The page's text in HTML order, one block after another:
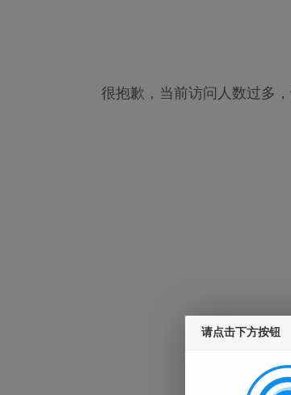
很抱歉，当前访问人数过多
请点击下方按钮